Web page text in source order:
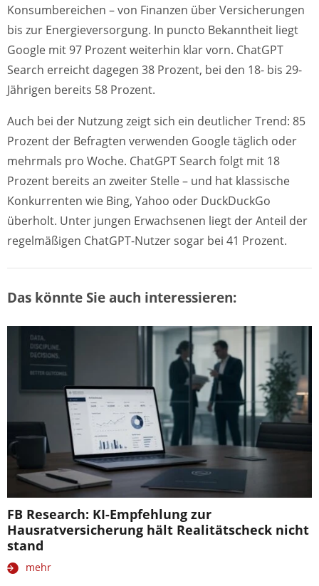
Konsumbereichen – von Finanzen über Versicherungen
bis zur Energieversorgung. In puncto Bekanntheit liegt
Google mit 97 Prozent weiterhin klar vorn. ChatGPT
Search erreicht dagegen 38 Prozent, bei den 18- bis 29-
Jährigen bereits 58 Prozent.
Auch bei der Nutzung zeigt sich ein deutlicher Trend: 85
Prozent der Befragten verwenden Google täglich oder
mehrmals pro Woche. ChatGPT Search folgt mit 18
Prozent bereits an zweiter Stelle – und hat klassische
Konkurrenten wie Bing, Yahoo oder DuckDuckGo
überholt. Unter jungen Erwachsenen liegt der Anteil der
regelmäßigen ChatGPT-Nutzer sogar bei 41 Prozent.
Das könnte Sie auch interessieren:
FB Research: KI-Empfehlung zur
Hausratversicherung hält Realitätscheck nicht
stand
mehr